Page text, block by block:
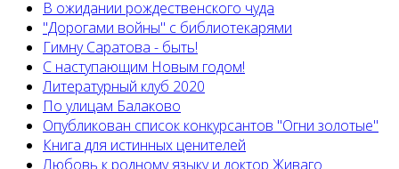
В ожидании рождественского чуда
"Дорогами войны" с библиотекарями
Гимну Саратова - быть!
С наступающим Новым годом!
Литературный клуб 2020
По улицам Балаково
Опубликован список конкурсантов "Огни золотые"
Книга для истинных ценителей
Любовь к родному языку и доктор Живаго